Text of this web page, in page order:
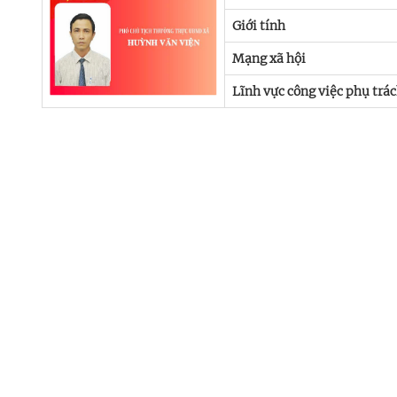
Giới tính
Mạng xã hội
Lĩnh vực công việc phụ